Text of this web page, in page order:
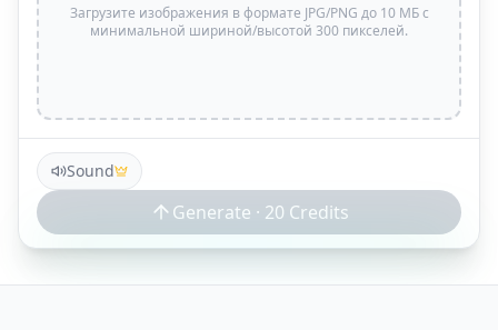
Загрузите изображения в формате JPG/PNG до 10 МБ с
минимальной шириной/высотой 300 пикселей.
Sound
Generate · 20 Credits